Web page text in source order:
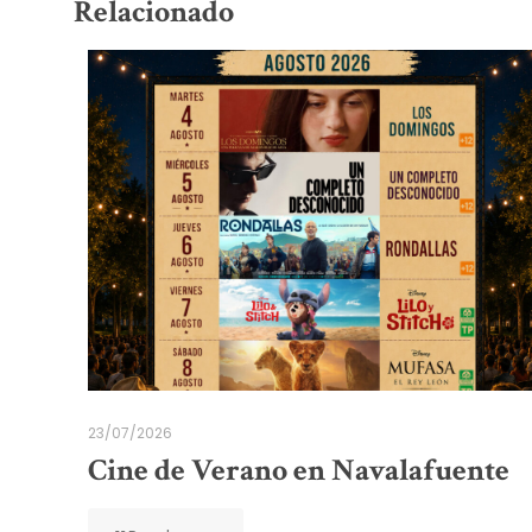
Relacionado
23/07/2026
Cine de Verano en Navalafuente